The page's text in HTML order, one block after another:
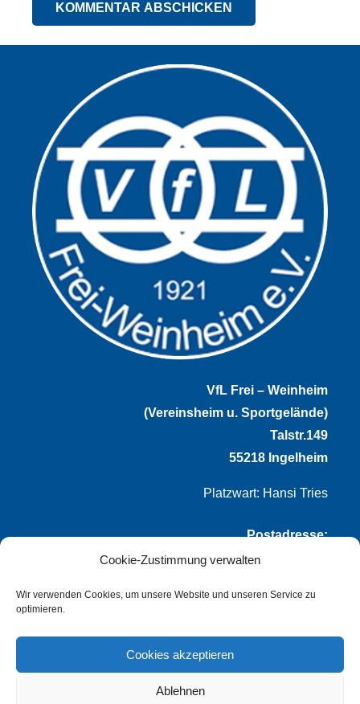
Cookie-Zustimmung verwalten
Wir verwenden Cookies, um unsere Website und unseren Service zu
optimieren.
Cookies akzeptieren
Ablehnen
KOMMENTAR ABSCHICKEN
VfL Frei – Weinheim
(Vereinsheim u. Sportgelände)
Talstr.149
55218 Ingelheim
Platzwart: Hansi Tries
Postadresse:
VfL Frei-Weinheim 1921 e.V.
Thomas Winternheimer
Talstr. 149
55218 Ingelheim